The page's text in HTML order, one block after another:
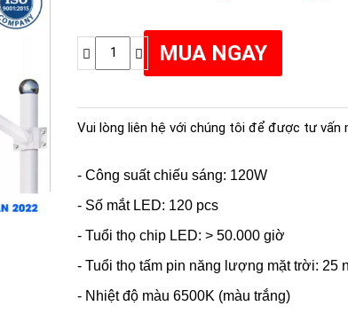
Vui lòng liên hệ với chúng tôi để được tư vấn
- Công suất chiếu sáng: 120W
- Số mắt LED: 120 pcs
- Tuổi thọ chip LED: > 50.000 giờ
- Tuổi thọ tấm pin năng lượng mặt trời: 25
- Nhiệt độ màu 6500K (màu trắng)